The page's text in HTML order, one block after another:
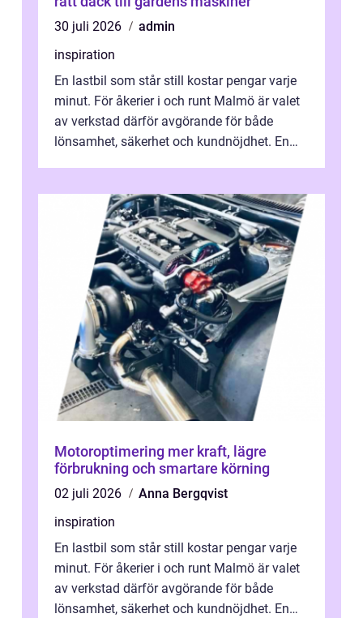
30 juli 2026
admin
inspiration
En lastbil som står still kostar pengar varje
minut. För åkerier i och runt Malmö är valet
av verkstad därför avgörande för både
lönsamhet, säkerhet och kundnöjdhet. En
Motoroptimering mer kraft, lägre
förbrukning och smartare körning
02 juli 2026
Anna Bergqvist
inspiration
En lastbil som står still kostar pengar varje
minut. För åkerier i och runt Malmö är valet
av verkstad därför avgörande för både
lönsamhet, säkerhet och kundnöjdhet. En